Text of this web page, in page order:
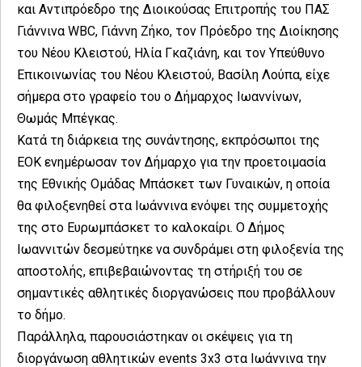
και Αντιπρόεδρο της Διοικούσας Επιτροπής του ΠΑΣ
Γιάννινα WBC, Γιάννη Ζήκο, τον Πρόεδρο της Διοίκησης
του Νέου Κλειστού, Ηλία Γκαζιάνη, και τον Υπεύθυνο
Επικοινωνίας του Νέου Κλειστού, Βασίλη Λούπα, είχε
σήμερα στο γραφείο του ο Δήμαρχος Ιωαννίνων,
Θωμάς Μπέγκας.
Κατά τη διάρκεια της συνάντησης, εκπρόσωποι της
ΕΟΚ ενημέρωσαν τον Δήμαρχο για την προετοιμασία
της Εθνικής Ομάδας Μπάσκετ των Γυναικών, η οποία
θα φιλοξενηθεί στα Ιωάννινα ενόψει της συμμετοχής
της στο Ευρωμπάσκετ το καλοκαίρι. Ο Δήμος
Ιωαννιτών δεσμεύτηκε να συνδράμει στη φιλοξενία της
αποστολής, επιβεβαιώνοντας τη στήριξή του σε
σημαντικές αθλητικές διοργανώσεις που προβάλλουν
το δήμο.
Παράλληλα, παρουσιάστηκαν οι σκέψεις για τη
διοργάνωση αθλητικών events 3x3 στα Ιωάννινα την